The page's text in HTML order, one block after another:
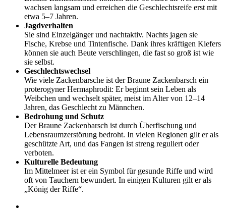
wachsen langsam und erreichen die Geschlechtsreife erst mit
etwa 5–7 Jahren.
Jagdverhalten
Sie sind Einzelgänger und nachtaktiv. Nachts jagen sie
Fische, Krebse und Tintenfische. Dank ihres kräftigen Kiefers
können sie auch Beute verschlingen, die fast so groß ist wie
sie selbst.
Geschlechtswechsel
Wie viele Zackenbarsche ist der Braune Zackenbarsch ein
proterogyner Hermaphrodit: Er beginnt sein Leben als
Weibchen und wechselt später, meist im Alter von 12–14
Jahren, das Geschlecht zu Männchen.
Bedrohung und Schutz
Der Braune Zackenbarsch ist durch Überfischung und
Lebensraumzerstörung bedroht. In vielen Regionen gilt er als
geschützte Art, und das Fangen ist streng reguliert oder
verboten.
Kulturelle Bedeutung
Im Mittelmeer ist er ein Symbol für gesunde Riffe und wird
oft von Tauchern bewundert. In einigen Kulturen gilt er als
„König der Riffe“.